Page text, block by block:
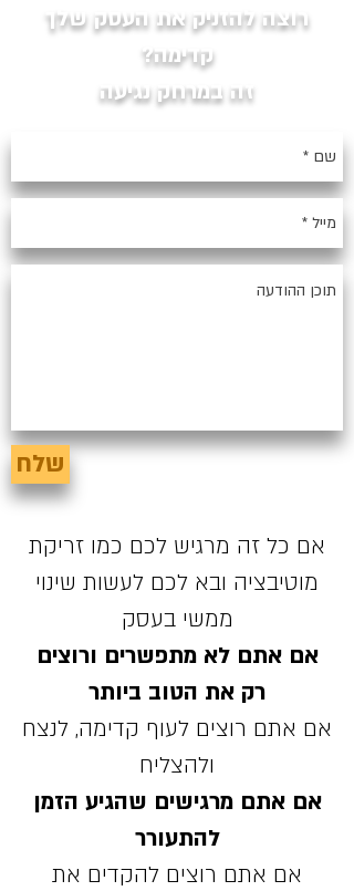
רוצה להזניק את העסק שלך
קדימה?
זה במרחק נגיעה
אם כל זה מרגיש לכם כמו זריקת
מוטיבציה ובא לכם לעשות שינוי
ממשי בעסק
אם אתם לא מתפשרים ורוצים
רק את הטוב ביותר
אם אתם רוצים לעוף קדימה, לנצח
ולהצליח
אם אתם מרגישים שהגיע הזמן
להתעורר
אם אתם רוצים להקדים את
שלח